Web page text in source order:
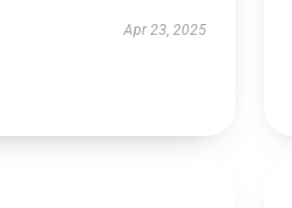
Apr 23, 2025